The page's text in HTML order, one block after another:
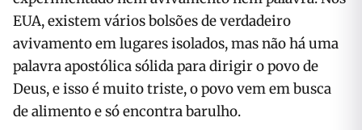
EUA, existem vários bolsões de verdadeiro
avivamento em lugares isolados, mas não há uma
palavra apostólica sólida para dirigir o povo de
Deus, e isso é muito triste, o povo vem em busca
de alimento e só encontra barulho.